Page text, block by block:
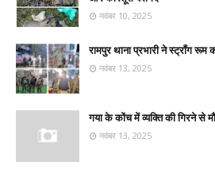
नवंबर 10, 2025
रामपुर थाना प्रभारी ने स्ट्रॉंग रूम
नवंबर 13, 2025
गया के कोंच में व्यक्ति की गिरने से
नवंबर 13, 2025